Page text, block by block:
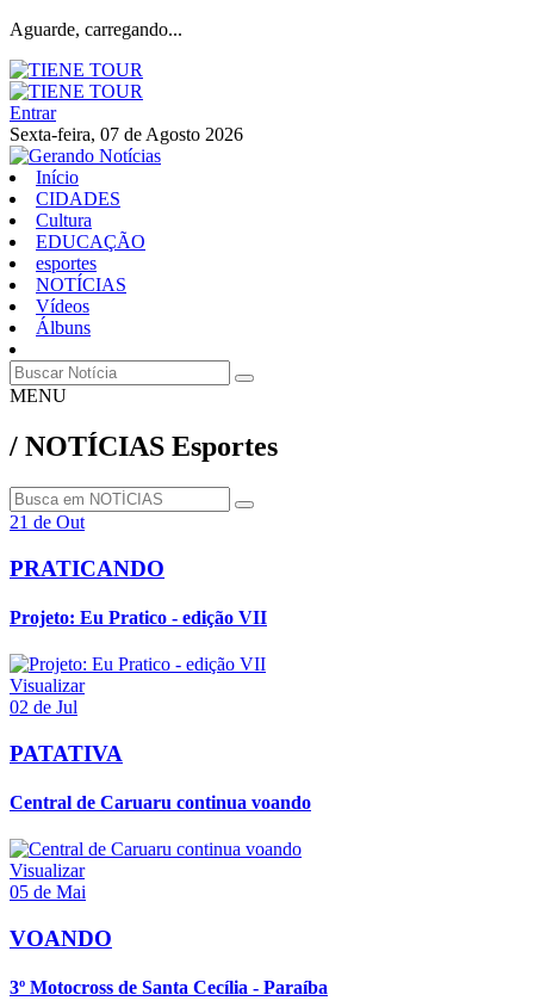
Aguarde, carregando...
Entrar
Sexta-feira, 07 de Agosto 2026
Início
CIDADES
Cultura
EDUCAÇÃO
esportes
NOTÍCIAS
Vídeos
Álbuns
MENU
/ NOTÍCIAS Esportes
21 de Out
PRATICANDO
Projeto: Eu Pratico - edição VII
Visualizar
02 de Jul
PATATIVA
Central de Caruaru continua voando
Visualizar
05 de Mai
VOANDO
3º Motocross de Santa Cecília - Paraíba